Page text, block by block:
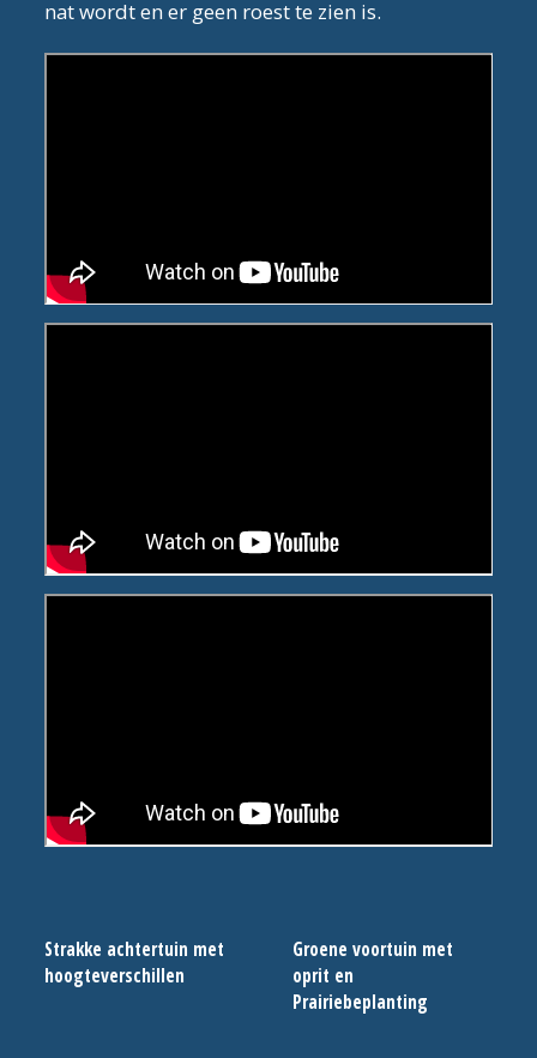
nat wordt en er geen roest te zien is.
Strakke achtertuin met
hoogteverschillen
Groene voortuin met
oprit en
Prairiebeplanting